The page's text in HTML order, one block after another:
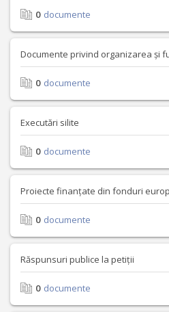
0 documente
Documente privind organizarea și
0 documente
Executări silite
0 documente
Proiecte finanțate din fonduri
0 documente
Răspunsuri publice la petiții
0 documente